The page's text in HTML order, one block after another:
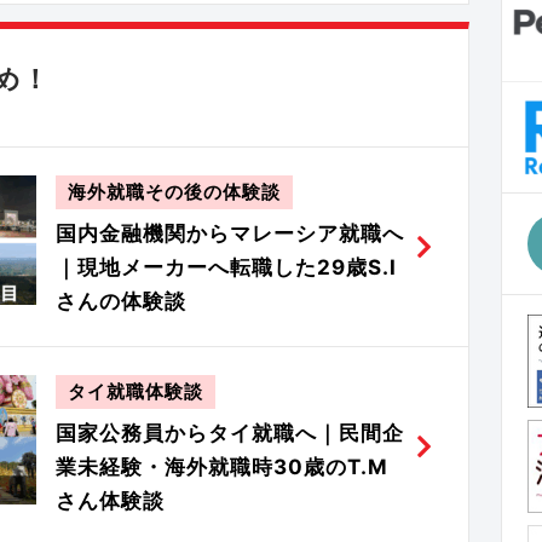
！
海外就職その後の体験談
国内金融機関からマレーシア就職へ
｜現地メーカーへ転職した29歳S.I
さんの体験談
タイ就職体験談
国家公務員からタイ就職へ｜民間企
業未経験・海外就職時30歳のT.M
さん体験談